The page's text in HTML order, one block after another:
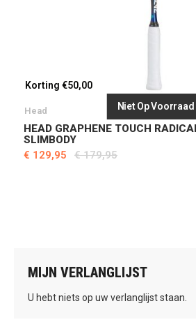
Niet Op Voorraad
Korting €50,00
Head
HEAD GRAPHENE TOUCH
SLIMBODY
€ 129,95
€ 179,95
MIJN VERLANGLIJST
U hebt niets op uw verlanglijst staan.